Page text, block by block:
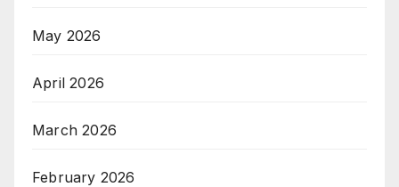
May 2026
April 2026
March 2026
February 2026